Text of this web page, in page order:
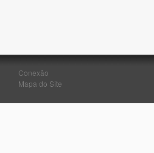
Conexão
Mapa do Site